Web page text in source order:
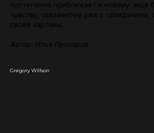
постепенно приближает к новому, ещё
чувству , связанному уже с созиданием,
своей картины.
Автор: Илья Прохоров
Gregory Willson